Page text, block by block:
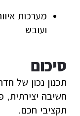
מערכות
ועובש
סיכום
תכנון נכון של
חשיבה יצירתית,
תקציבי חכם.